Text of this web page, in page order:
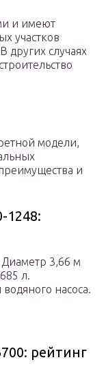
и имеют
участков
других случаях
модели,
и
1248:
3,66 м
л.
насоса.
рейтинг